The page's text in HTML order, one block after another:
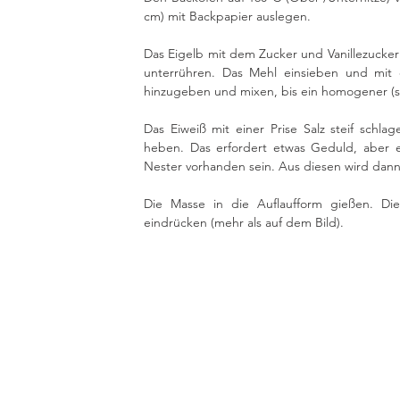
cm) mit Backpapier auslegen.
Das Eigelb mit dem Zucker und
unterrühren. Das Mehl einsieben und
hinzugeben und mixen, bis ein homogener
Das Eiweiß mit einer Prise Salz steif
heben. Das erfordert etwas Geduld, aber
Nester vorhanden sein. Aus diesen wird
Die Masse in die Auflaufform gießen.
eindrücken (mehr als auf dem Bild).